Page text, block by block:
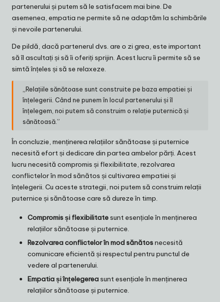
partenerului și putem să le satisfacem mai bine. De
asemenea, empatia ne permite să ne adaptăm la schimbările
și nevoile partenerului.
De pildă, dacă partenerul dvs. are o zi grea, este important
să îl ascultați și să îi oferiți sprijin. Acest lucru îi permite să se
simtă înțeles și să se relaxeze.
„Relațiile sănătoase sunt construite pe baza empatiei și
înțelegerii. Când ne punem în locul partenerului și îl
înțelegem, noi putem să construim o relație puternică și
sănătoasă.”
În concluzie, menținerea relațiilor sănătoase și puternice
necesită efort și dedicare din partea ambelor părți. Acest
lucru necesită compromis și flexibilitate, rezolvarea
conflictelor în mod sănătos și cultivarea empatiei și
înțelegerii. Cu aceste strategii, noi putem să construim relații
puternice și sănătoase care să dureze în timp.
Compromis și flexibilitatesunt esențiale în menținerea
relațiilor sănătoase și puternice.
Rezolvarea conflictelor în mod sănătosnecesită
comunicare eficientă și respectul pentru punctul de
vedere al partenerului.
Empatia și înțelegereasunt esențiale în menținerea
relațiilor sănătoase și puternice.